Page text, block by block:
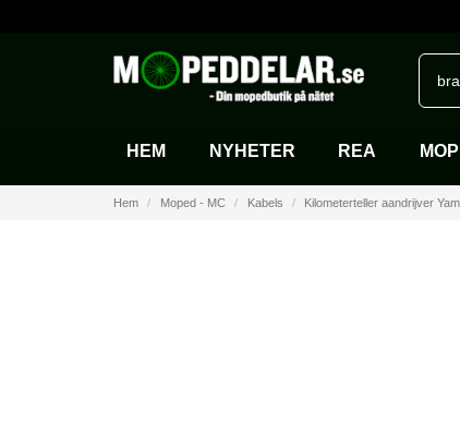
HEM NYHETER REA
Hem Moped - MC Kabels Kilometerteller aandrijver